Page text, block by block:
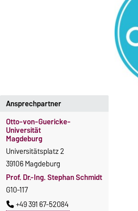
Ansprechpartner
Otto-von-Guericke-
Universität
Magdeburg
Universitätsplatz 2
39106 Magdeburg
Prof. Dr.-Ing. Stephan Schmidt
G10-117
+49 391 67-52084